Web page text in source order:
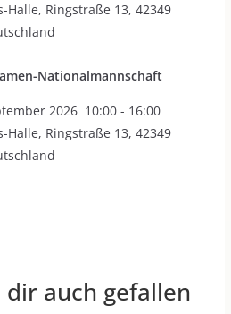
Halle, Ringstraße 13, 42349
Nationalmannschaft
2026 10:00- 16:00
Halle, Ringstraße 13, 42349
auch gefallen